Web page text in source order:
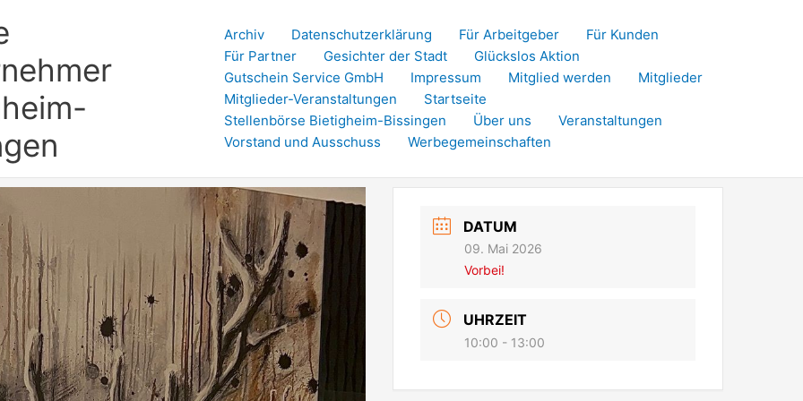
Archiv Datenschutzerklärung Für Arbeitgeber
Für Kunden
Für Partner
Gesichter der Stadt
Glückslos Aktion
Gutschein Service GmbH
Impressum Mitglied werden
Mitglieder
Mitglieder-Veranstaltungen
Startseite
Stellenbörse Bietigheim-Bissingen
Über uns
Veranstaltungen
Vorstand und Ausschuss
Werbegemeinschaften
DATUM
09. Mai 2026
Vorbei!
UHRZEIT
10:00 - 13:00